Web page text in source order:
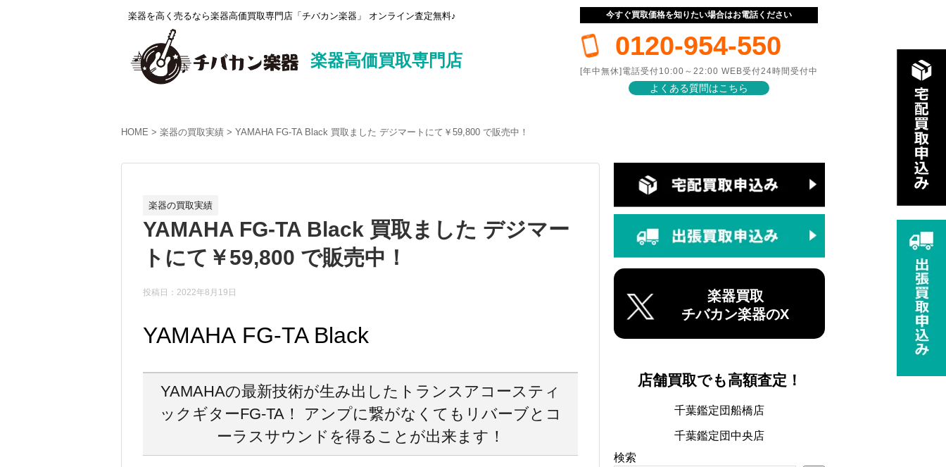
楽器を高く売るなら楽器高価買取専門店「チバカン楽器」 オンライン査定無料♪
楽器高価買取専門店
今すぐ買取価格を知りたい場合はお電話ください
0120-954-550
[年中無休]電話受付10:00～22:00 WEB受付24時間受付中
よくある質問はこちら
HOME 楽器の買取実績 YAMAHA FG-TA Black 買取ました デジマートにて￥59,800 で販売中！
楽器の買取実績
YAMAHA FG-TA Black 買取ました デジマー
トにて￥59,800 で販売中！
投稿日：2022年8月19日
YAMAHA FG-TA Black
YAMAHAの最新技術が生み出したトランスアコースティ
ックギターFG-TA！ アンプに繋がなくてもリバーブとコ
ーラスサウンドを得ることが出来ます！
楽器買取
チバカン楽器のX
店舗買取でも高額査定！
千葉鑑定団船橋店
千葉鑑定団中央店
検索